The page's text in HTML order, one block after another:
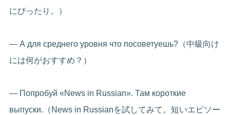
にぴったり。）
— А для среднего уровня что посоветуешь?（中級向け
には何がおすすめ？）
— Попробуй «News in Russian». Там короткие
выпуски.（News in Russianを試してみて。短いエピソー